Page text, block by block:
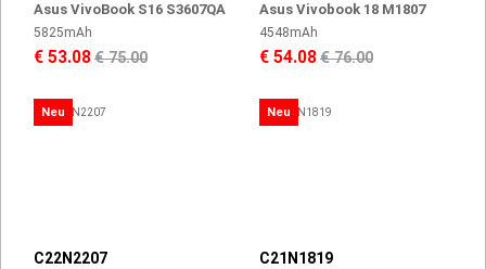
Asus VivoBook S16 S3607QA
5825mAh
€ 53.08€ 75.00
Asus Vivobook 18 M1807
4548mAh
€ 54.08€ 76.00
Neu
C22N2207
Neu
C21N1819